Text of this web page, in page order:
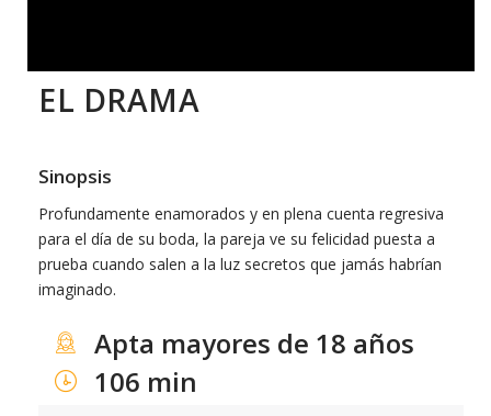
EL DRAMA
Sinopsis
Profundamente enamorados y en plena cuenta regresiva
para el día de su boda, la pareja ve su felicidad puesta a
prueba cuando salen a la luz secretos que jamás habrían
imaginado.
Apta mayores de 18 años
106 min